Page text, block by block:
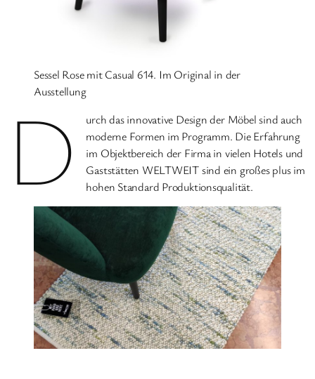
Sessel Rose mit Casual 614. Im Original in der
Ausstellung
D
urch das innovative Design der Möbel sind auch
moderne Formen im Programm. Die Erfahrung
im Objektbereich der Firma in vielen Hotels und
Gaststätten WELTWEIT sind ein großes plus im
hohen Standard Produktionsqualität.